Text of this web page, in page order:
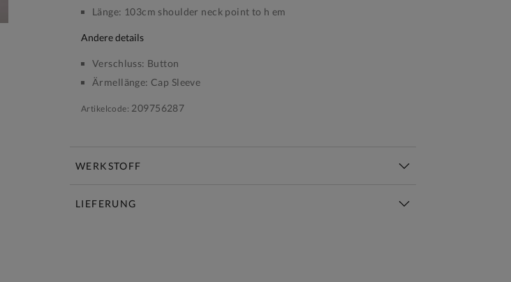
Länge: 103cm shoulder neck point to h em
andere details
Verschluss: Button
Ärmellänge: Cap Sleeve
Artikelcode: 209756287
WERKSTOFF
LIEFERUNG